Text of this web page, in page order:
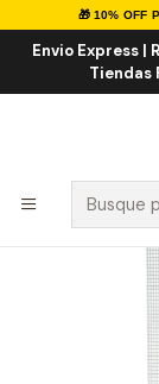
🎁 10% OFF
Envio Express |
Tiendas
Inicio